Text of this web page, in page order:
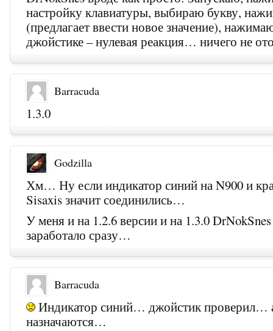
настройку клавиатуры, выбираю букву,
(предлагает ввести новое значение),
джойстике – нулевая реакция… ничего не
Barracuda
1.3.0
Godzilla
Хм… Ну если индикатор синий на N900 и
Sisaxis значит соединились…
У меня и на 1.2.6 версии и на 1.3.0 DrNokSnes
заработало сразу…
Barracuda
Индикатор синий… джойстик проверил…
назначаются…